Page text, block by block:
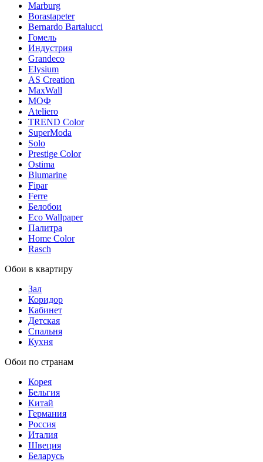
Marburg
Borastapeter
Bernardo Bartalucci
Гомель
Индустрия
Grandeco
Elysium
AS Creation
MaxWall
МОФ
Ateliero
TREND Color
SuperModa
Solo
Prestige Color
Ostima
Blumarine
Fipar
Ferre
Белобои
Eco Wallpaper
Палитра
Home Color
Rasch
Обои в квартиру
Зал
Коридор
Кабинет
Детская
Спальня
Кухня
Обои по странам
Корея
Бельгия
Китай
Германия
Россия
Италия
Швеция
Беларусь